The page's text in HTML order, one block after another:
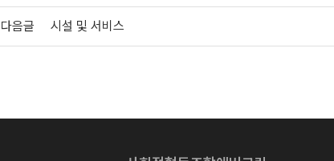
다음글 시설 및 서비스